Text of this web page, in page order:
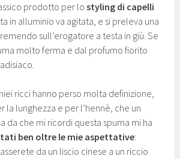
prodotto per lostyling di capelli
in alluminio va agitata, e si preleva una
sull’erogatore a testa in giù. Se
molto ferma e dal profumo fiorito
ricci hanno perso molta definizione,
lunghezza e per l’hennè, che un
da che mi ricordi questa spuma mi ha
ben oltre le mie aspettative:
da un liscio cinese a un riccio